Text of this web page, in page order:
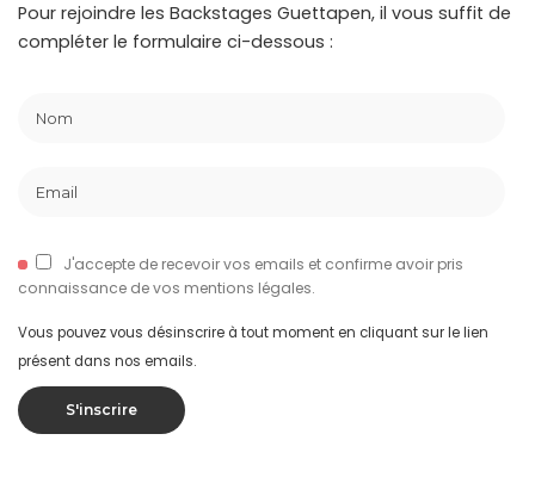
Pour rejoindre les Backstages Guettapen, il vous suffit de
compléter le formulaire ci-dessous :
J'accepte de recevoir vos emails et confirme avoir pris
connaissance de vos mentions légales.
Vous pouvez vous désinscrire à tout moment en cliquant sur le lien
présent dans nos emails.